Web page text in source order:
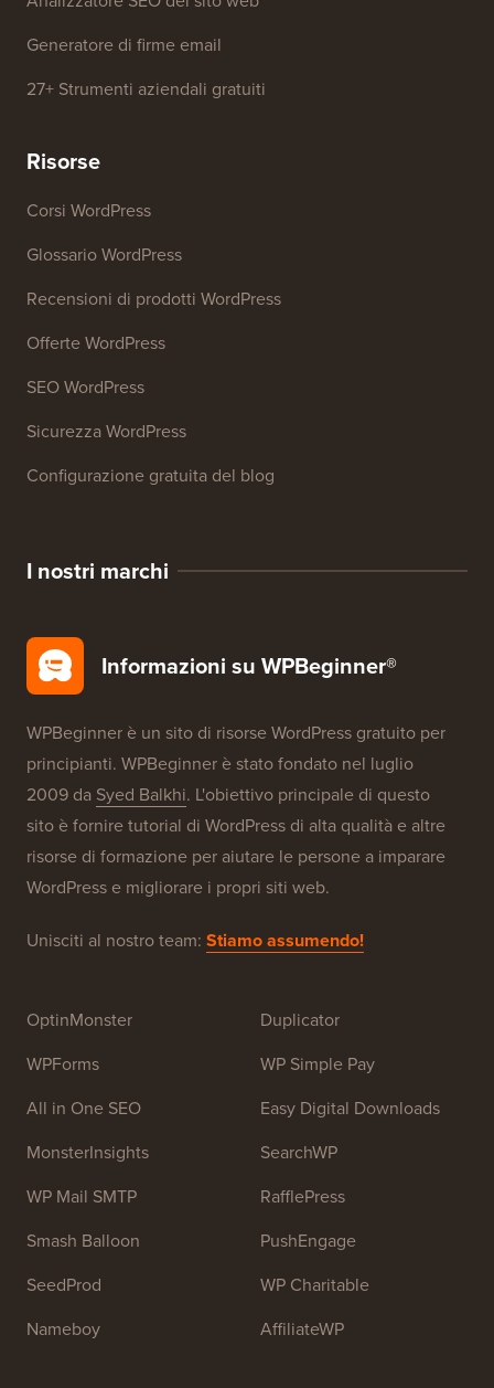
Generatore di firme email
27+ Strumenti aziendali gratuiti
Risorse
Corsi WordPress
Glossario WordPress
Recensioni di prodotti WordPress
Offerte WordPress
SEO WordPress
Sicurezza WordPress
Configurazione gratuita del blog
I nostri marchi
Informazioni su WPBeginner®
WPBeginner è un sito di risorse WordPress gratuito per
principianti. WPBeginner è stato fondato nel luglio
2009 da Syed Balkhi. L'obiettivo principale di questo
sito è fornire tutorial di WordPress di alta qualità e altre
risorse di formazione per aiutare le persone a imparare
WordPress e migliorare i propri siti web.
Unisciti al nostro team: Stiamo assumendo!
OptinMonster
WPForms
All in One SEO
MonsterInsights
WP Mail SMTP
Smash Balloon
SeedProd
Nameboy
Duplicator
WP Simple Pay
Easy Digital Downloads
SearchWP
RafflePress
PushEngage
WP Charitable
AffiliateWP